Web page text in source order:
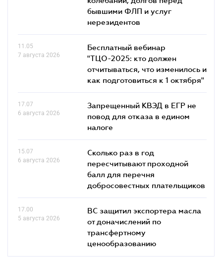
бывшими ФЛП и услуг
нерезидентов
11.05
7 августа 2026
Бесплатный вебинар
"ТЦО-2025: кто должен
отчитываться, что изменилось и
как подготовиться к 1 октября"
17.07
6 августа 2026
Запрещенный КВЭД в ЕГР не
повод для отказа в едином
налоге
15.07
6 августа 2026
Сколько раз в год
пересчитывают проходной
балл для перечня
добросовестных плательщиков
17.00
5 августа 2026
ВС защитил экспортера масла
от доначислений по
трансфертному
ценообразованию